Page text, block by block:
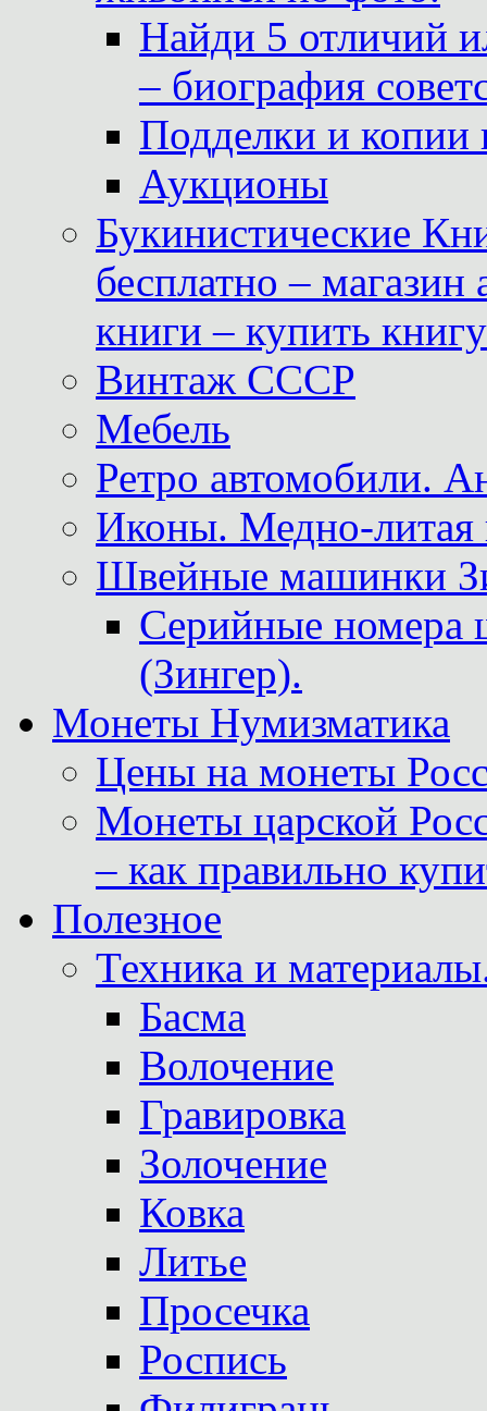
Найди 5 отличий
– биография
Подделки и копии
Аукционы
Букинистические
бесплатно –
книги – купить
Винтаж СССР
Мебель
Ретро автомобили.
Иконы. Медно-литая
Швейные машинки
Серийные
(Зингер).
Монеты Нумизматика
Цены на монеты
Монеты царской
– как правильно
Полезное
Техника и
Басма
Волочение
Гравировка
Золочение
Ковка
Литье
Просечка
Роспись